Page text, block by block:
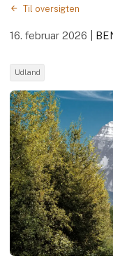
Til oversigten
16. februar 2026
Udland